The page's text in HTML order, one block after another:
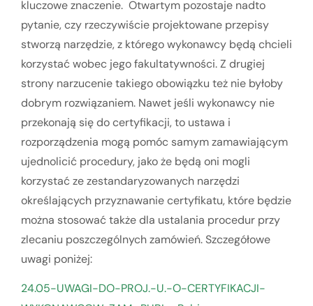
kluczowe znaczenie. Otwartym pozostaje nadto
pytanie, czy rzeczywiście projektowane przepisy
stworzą narzędzie, z którego wykonawcy będą chcieli
korzystać wobec jego fakultatywności. Z drugiej
strony narzucenie takiego obowiązku też nie byłoby
dobrym rozwiązaniem. Nawet jeśli wykonawcy nie
przekonają się do certyfikacji, to ustawa i
rozporządzenia mogą pomóc samym zamawiającym
ujednolicić procedury, jako że będą oni mogli
korzystać ze zestandaryzowanych narzędzi
określających przyznawanie certyfikatu, które będzie
można stosować także dla ustalania procedur przy
zlecaniu poszczególnych zamówień. Szczegółowe
uwagi poniżej:
24.05-UWAGI-DO-PROJ.-U.-O-CERTYFIKACJI-